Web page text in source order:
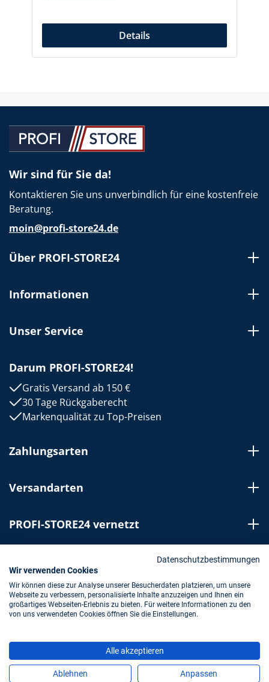
Details
Wir sind für Sie da!
Kontaktieren Sie uns unverbindlich für eine kostenfreie
Beratung.
moin@profi-store24.de
Über PROFI-STORE24
Informationen
Unser Service
Darum PROFI-STORE24!
Gratis Versand ab 150 €
30 Tage Rückgaberecht
Markenqualität zu Top-Preisen
Zahlungsarten
Versandarten
PROFI-STORE24 vernetzt
Bestellung widerrufen
Impressum AGB Datenschutz
* Alle Preise inkl. gesetzl. Mehrwertsteuer zzgl.
und ggf. Nachnahmegebühren, wenn nicht
anders angegeben.
Datenschutzbestimmungen
Wir verwenden Cookies
Wir können diese zur Analyse unserer Besucherdaten platzieren, um unsere
Webseite zu verbessern, personalisierte Inhalte anzuzeigen und Ihnen ein
großartiges Webseiten-Erlebnis zu bieten. Für weitere Informationen zu den
von uns verwendeten Cookies öffnen Sie die Einstellungen.
Alle akzeptieren
Ablehnen Anpassen